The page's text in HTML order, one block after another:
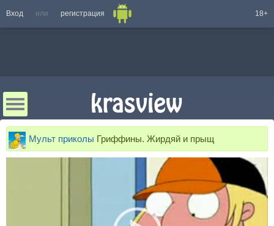
Вход или регистрация 18+
Мульт приколы Гриффины. Жирдяй и прыщ